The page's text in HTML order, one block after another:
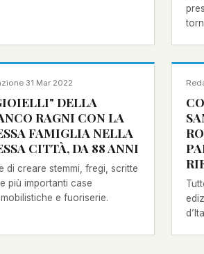
·31 Mar 2022
DELLA
RAGNI CON LA
FAMIGLIA NELLA
CITTÀ, DA 88 ANNI
di creare stemmi, fregi, scritte
più importanti case
e fuoriserie.